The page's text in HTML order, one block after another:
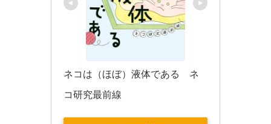
ネコは（ほぼ）液体である　ネ
コ研究最前線